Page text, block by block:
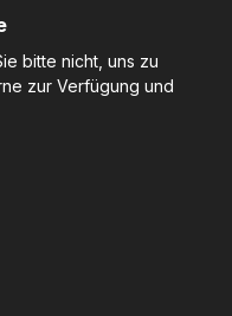
bitte nicht, uns zu
zur Verfügung und